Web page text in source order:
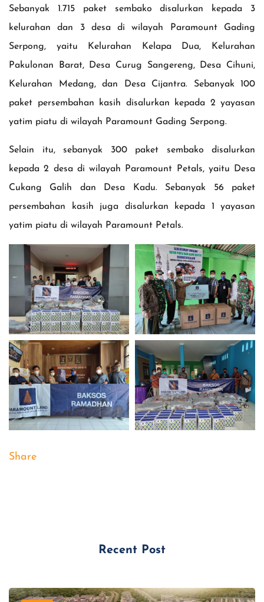
Share
Sebanyak 1.715 paket sembako disalurkan kepada 3
kelurahan dan 3 desa di wilayah Paramount Gading
Serpong, yaitu Kelurahan Kelapa Dua, Kelurahan
Pakulonan Barat, Desa Curug Sangereng, Desa Cihuni,
Kelurahan Medang, dan Desa Cijantra. Sebanyak 100
paket persembahan kasih disalurkan kepada 2 yayasan
yatim piatu di wilayah Paramount Gading Serpong.
Selain itu, sebanyak 300 paket sembako disalurkan
kepada 2 desa di wilayah Paramount Petals, yaitu Desa
Cukang Galih dan Desa Kadu. Sebanyak 56 paket
persembahan kasih juga disalurkan kepada 1 yayasan
yatim piatu di wilayah Paramount Petals.
Recent Post